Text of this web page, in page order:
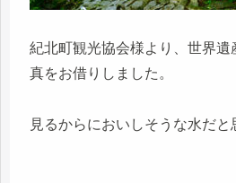
紀北町観光協会様より、世界遺
真をお借りしました。
見るからにおいしそうな水だと